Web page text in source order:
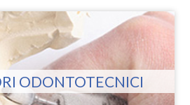
ODONTOTECNICI